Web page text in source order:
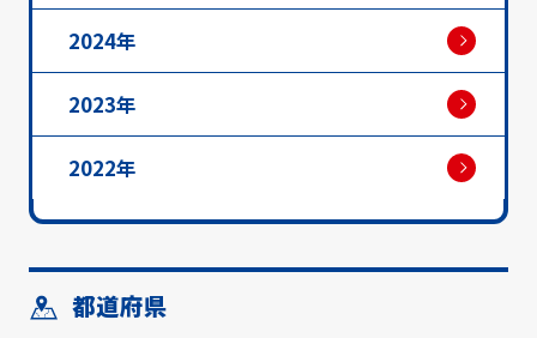
2024年
2023年
2022年
都道府県